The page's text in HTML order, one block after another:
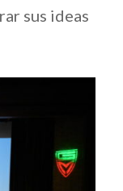
sus ideas